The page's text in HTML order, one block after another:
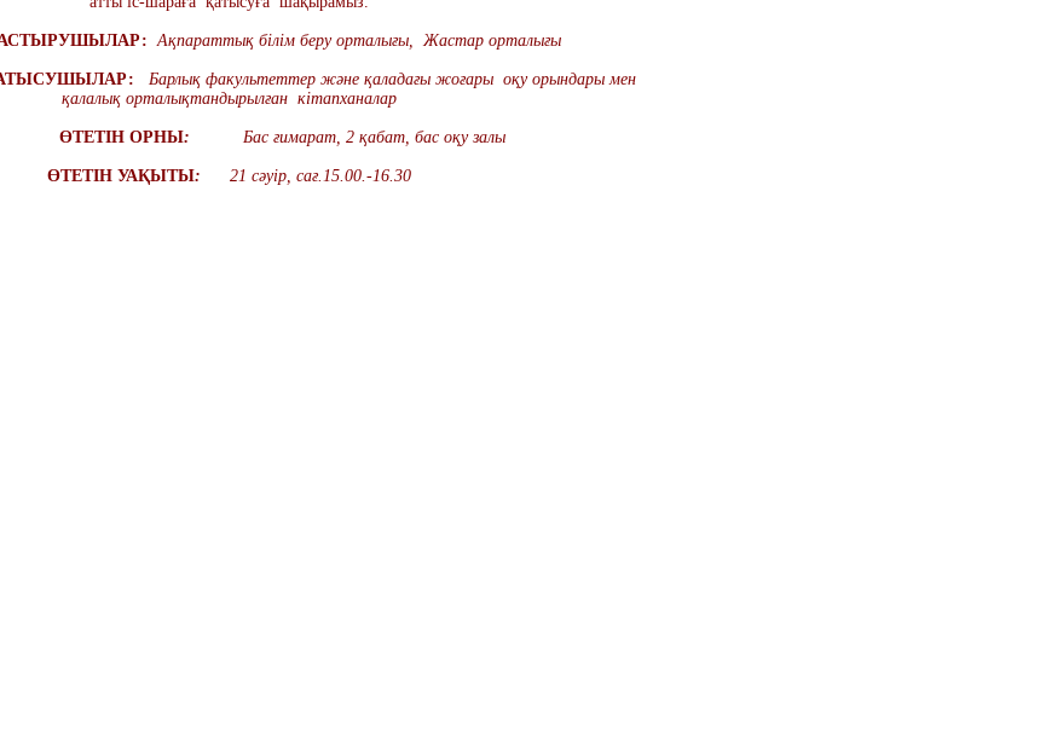
Ақпараттық білім беру орталығы, Жастар орталығы
Барлық факультеттер және қаладағыжоғары оқу орындары мен
қалалық орталықтандырылған кітапханалар
ОРНЫ: Бас ғимарат, 2 қабат, бас оқу залы
ӨТЕТІН УАҚЫТЫ: 21 сәуір, сағ.15.00.-16.30